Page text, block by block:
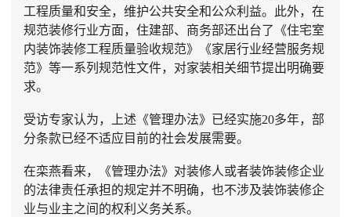
工程质量和安全，维护公共安全和公众利益。此外，在
规范装修行业方面，住建部、商务部还出台了《住宅室
内装饰装修工程质量验收规范》《家居行业经营服务规
范》等一系列规范性文件，对家装相关细节提出明确要
求。
受访专家认为，上述《管理办法》已经实施20多年，部
分条款已经不适应目前的社会发展需要。
在栾燕看来，《管理办法》对装修人或者装饰装修企业
的法律责任承担的规定并不明确，也不涉及装饰装修企
业与业主之间的权利义务关系。